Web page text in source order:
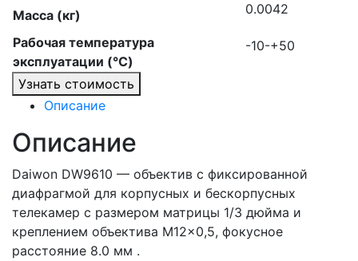
Масса (кг) 0.0042
Рабочая температура
эксплуатации (°C)
-10-+50
Узнать стоимость
Описание
Описание
Daiwon DW9610 — объектив с фиксированной
диафрагмой для корпусных и бескорпусных
телекамер с размером матрицы 1/3 дюйма и
креплением объектива М12×0,5, фокусное
расстояние 8.0 мм .